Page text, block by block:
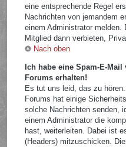
eine entsprechende Regel
Nachrichten von jemandem
einem Administrator melden.
Mitglied dann verbieten,
Nach oben
Ich habe eine Spam-E-
Forums erhalten!
Es tut uns leid, das zu
Forums hat einige
solche Nachrichten senden,
einem Administrator die
hast, weiterleiten. Dabei ist
(Headers) mitzuschicken.